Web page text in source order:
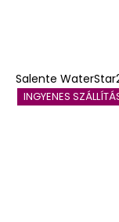
Salente
INGYENES